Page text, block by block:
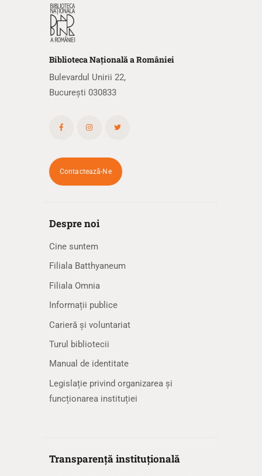
BibliotecaNaționalăa României
Bulevardul Unirii 22,
București 030833
Contactează-Ne
Despre noi
Cine suntem
Filiala Batthyaneum
Filiala Omnia
Informații publice
Carieră și voluntariat
Turul bibliotecii
Manual de identitate
Legislație privind organizarea și
funcționarea instituției
Transparență instituțională